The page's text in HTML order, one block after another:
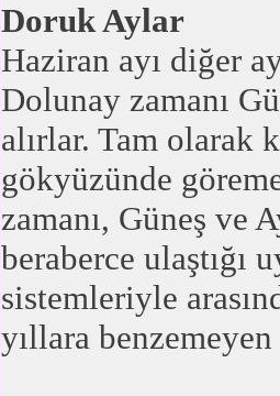
Doruk Aylar
Haziran ayı diğer
Dolunay zamanı
alırlar. Tam olarak
gökyüzünde
zamanı, Güneş ve
beraberce ulaştığı
sistemleriyle
yıllara